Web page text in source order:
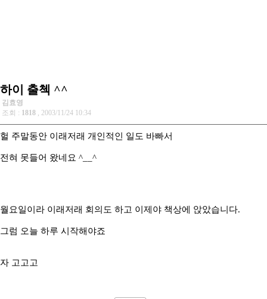
하이 출첵 ^^
김효영
조회 : 1818 , 2003/11/24 10:34
헐 주말동안 이래저래 개인적인 일도 바빠서
전혀 못들어 왔네요 ^__^
월요일이라 이래저래 회의도 하고 이제야 책상에 앉았습니다.
그럼 오늘 하루 시작해야죠
자 고고고